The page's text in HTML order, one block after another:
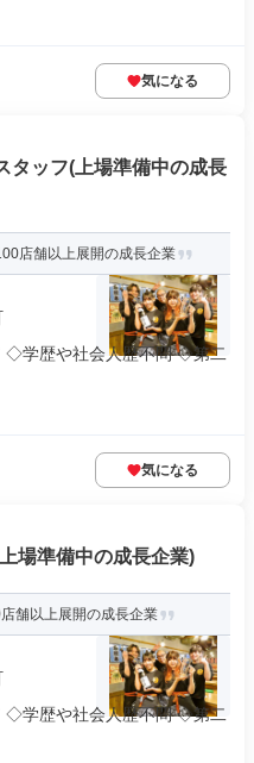
気になる
タッフ(上場準備中の成長
店舗以上展開の成長企業
◇学歴や社会人歴不問 ◇第二
気になる
場準備中の成長企業)
舗以上展開の成長企業
◇学歴や社会人歴不問 ◇第二